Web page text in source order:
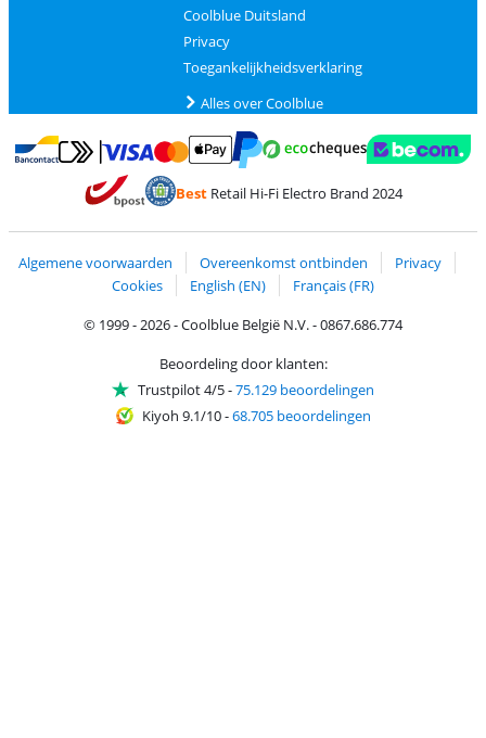
Coolblue Duitsland
Privacy
Toegankelijkheidsverklaring
Alles over Coolblue
Betalen met Bancontact
Betalen met MasterCard en Visa via ClickToPay
Betalen met PayPal
BestRetail Hi-Fi Electro Brand 2024
Algemene voorwaarden Overeenkomst ontbinden
Privacy
Cookies
English (EN)
Français (FR)
© 1999 - 2026 - Coolblue België N.V. - 0867.686.774
Beoordeling door klanten:
Trustpilot 4/5-75.129 beoordelingen
Kiyoh 9.1/10-68.705 beoordelingen